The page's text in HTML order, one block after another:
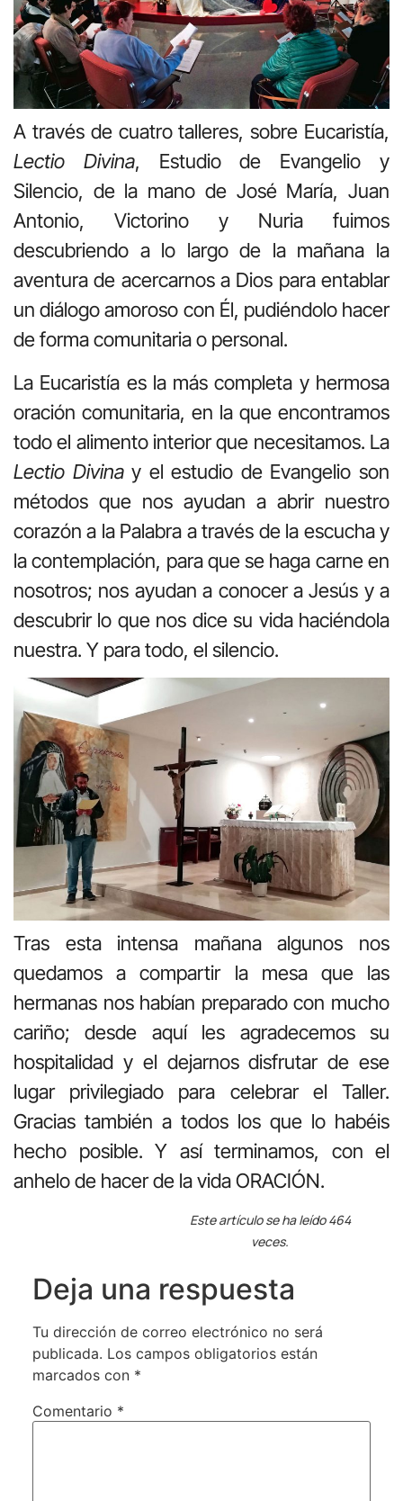
A través de cuatro talleres, sobre Eucaristía,
Lectio Divina, Estudio de Evangelio y
Silencio, de la mano de José María, Juan
Antonio, Victorino y Nuria fuimos
descubriendo a lo largo de la mañana la
aventura de acercarnos a Dios para entablar
un diálogo amoroso con Él, pudiéndolo hacer
de forma comunitaria o personal.
La Eucaristía es la más completa y hermosa
oración comunitaria, en la que encontramos
todo el alimento interior que necesitamos. La
Lectio Divinay el estudio de Evangelio son
métodos que nos ayudan a abrir nuestro
corazón a la Palabra a través de la escucha y
la contemplación, para que se haga carne en
nosotros; nos ayudan a conocer a Jesús y a
descubrir lo que nos dice su vida haciéndola
nuestra. Y para todo, el silencio.
Tras esta intensa mañana algunos nos
quedamos a compartir la mesa que las
hermanas nos habían preparado con mucho
cariño; desde aquí les agradecemos su
hospitalidad y el dejarnos disfrutar de ese
lugar privilegiado para celebrar el Taller.
Gracias también a todos los que lo habéis
hecho posible. Y así terminamos, con el
anhelo de hacer de la vida ORACIÓN.
Este artículo se ha leído 464
veces.
Deja una respuesta
Tu dirección de correo electrónico no será
publicada. Los campos obligatorios están
marcados con *
Comentario *